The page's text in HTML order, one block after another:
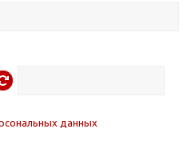
данных